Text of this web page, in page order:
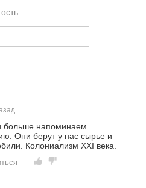
больше напоминаем
Они берут у нас сырье и
Колониализм XXI века.